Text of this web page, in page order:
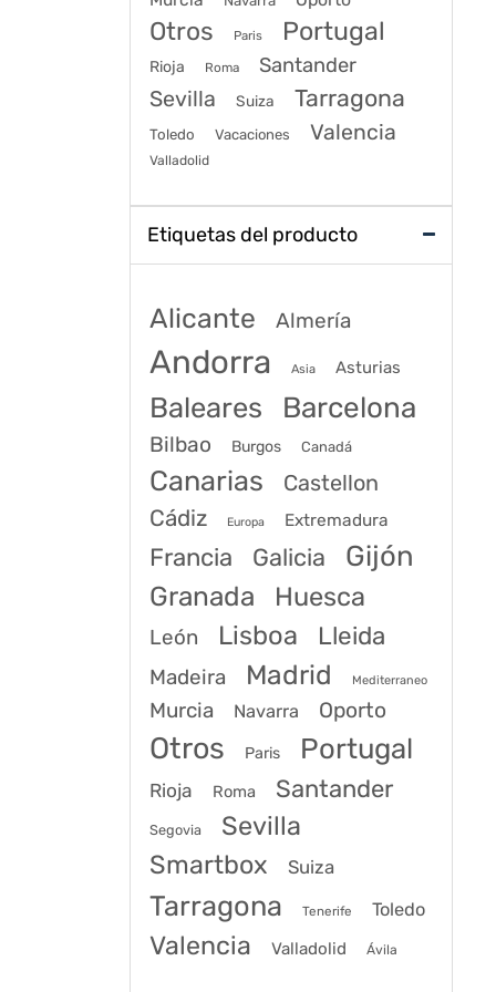
Otros Paris Portugal
Rioja Roma Santander
Sevilla Suiza Tarragona
Toledo Vacaciones Valencia
Valladolid
Etiquetas del producto
Alicante Almería
Andorra Asia Asturias
Baleares Barcelona
Bilbao Burgos Canadá
Canarias
Castellon
Cádiz
Europa Extremadura
Francia Galicia Gijón
Granada Huesca
León Lisboa Lleida
Madeira Madrid Mediterraneo
Murcia Navarra Oporto
Otros Paris Portugal
Rioja Roma Santander
Segovia
Sevilla
Smartbox
Suiza
Tarragona Tenerife Toledo
Valencia Valladolid Ávila